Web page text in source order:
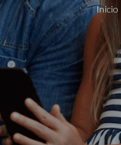
Inicio